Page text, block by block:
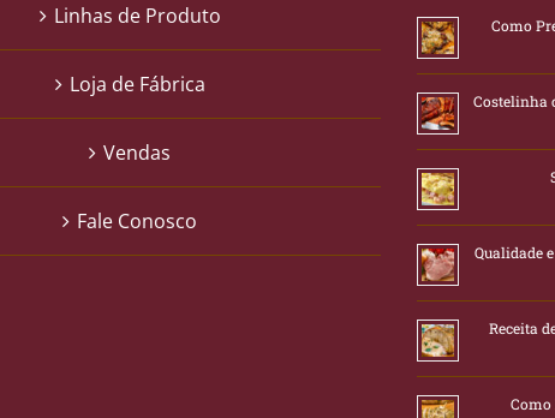
Linhas de Produto
Loja de Fábrica
Vendas
Fale Conosco
Como
Costelinha
Qualidade
Receita
Como